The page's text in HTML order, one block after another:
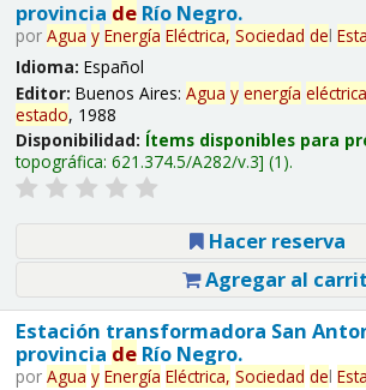
provincia deRío Negro.
por Agua y Energía Eléctrica, Sociedad del
Idioma: Español
Editor: Buenos Aires: Agua y energía
estado, 1988
Disponibilidad: Ítems disponibles para
topográfica: 621.374.5/A282/v.3 (1).
Hacer reserva
Agregar al
Estación transformadora San
provincia deRío Negro.
por Agua y Energía Eléctrica, Sociedad del